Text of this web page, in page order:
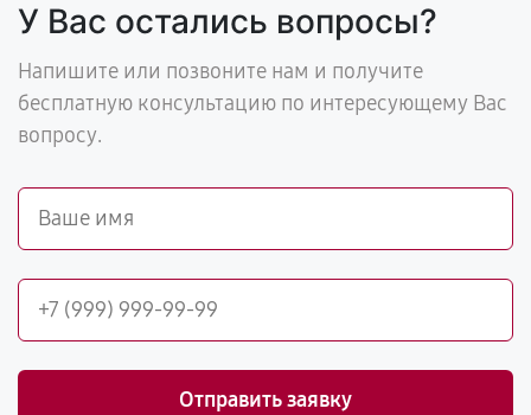
У Вас остались вопросы?
Напишите или позвоните нам и получите
бесплатную консультацию по интересующему Вас
вопросу.
Отправить заявку